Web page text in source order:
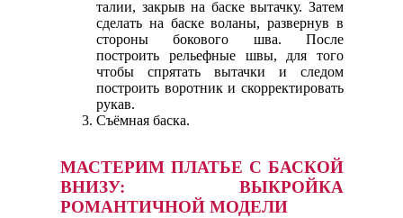
талии, закрыв на баске вытачку. Затем
сделать на баске воланы, развернув в
стороны бокового шва. После
построить рельефные швы, для того
чтобы спрятать вытачки и следом
построить воротник и скорректировать
рукав.
Съёмная баска.
МАСТЕРИМ ПЛАТЬЕ С БАСКОЙ
ВНИЗУ: ВЫКРОЙКА
РОМАНТИЧНОЙ МОДЕЛИ